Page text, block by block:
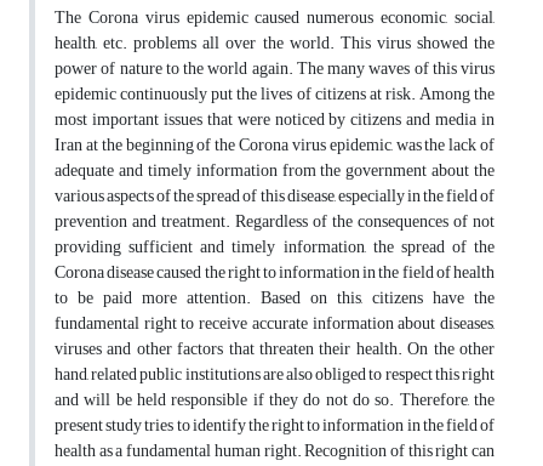
The Corona virus epidemic caused numerous economic, social,
health, etc. problems all over the world. This virus showed the
power of nature to the world again. The many waves of this virus
epidemic continuously put the lives of citizens at risk. Among the
most important issues that were noticed by citizens and media in
Iran at the beginning of the Corona virus epidemic, was the lack of
adequate and timely information from the government about the
various aspects of the spread of this disease, especially in the field of
prevention and treatment. Regardless of the consequences of not
providing sufficient and timely information, the spread of the
Corona disease caused the right to information in the field of health
to be paid more attention. Based on this, citizens have the
fundamental right to receive accurate information about diseases,
viruses and other factors that threaten their health. On the other
hand, related public institutions are also obliged to respect this right
and will be held responsible if they do not do so. Therefore, the
present study tries to identify the right to information in the field of
health as a fundamental human right. Recognition of this right can